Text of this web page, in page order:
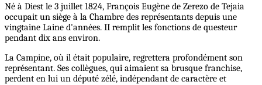
Né à Diest le 3 juillet 1824, François Eugène de Zerezo de Tejaia
occupait un siège à la Chambre des représentants depuis une
vingtaine Laine d'années. II remplit les fonctions de questeur
pendant dix ans environ.
La Campine, où il était populaire, regrettera profondément son
représentant. Ses collègues, qui aimaient sa brusque franchise,
perdent en lui un député zélé, indépendant de caractère et